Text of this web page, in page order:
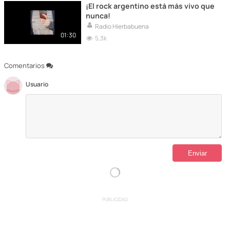
Comentarios
Usuario
01:30
¡El rock argentino está más vivo que
nunca!
Radio Hierbabuena
5,3k
PUBLICIDAD